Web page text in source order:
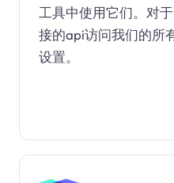
工具中使用它们。对
接的api访问我们的所
设置。